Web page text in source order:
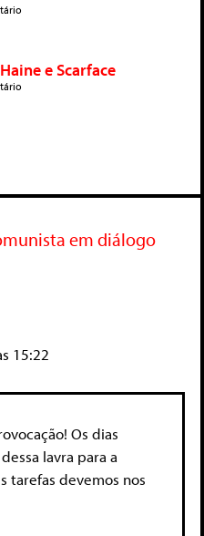
e Scarface
em diálogo
15:22
Os dias
lavra para a
tarefas devemos nos